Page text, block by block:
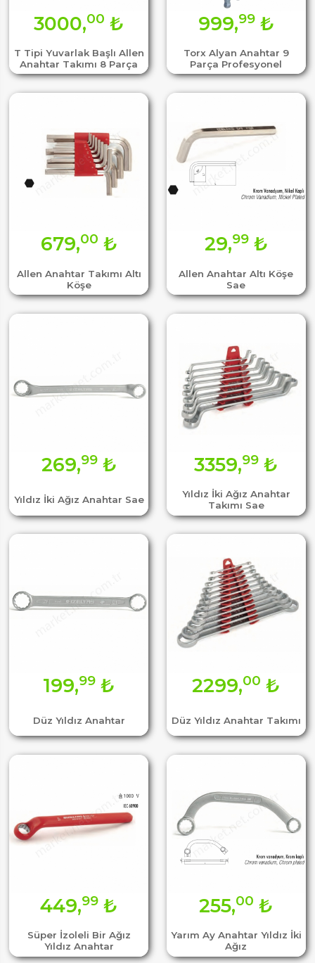
T Tipi Yuvarlak Başlı Allen
Anahtar Takımı 8 Parça
3000,00 ₺
Torx Alyan Anahtar 9
Parça Profesyonel
999,99₺
Allen Anahtar Takımı Altı
Köşe
679,00 ₺
Allen Anahtar Altı Köşe
Sae
29,99₺
Yıldız İki Ağız Anahtar Sae
269,99₺
Yıldız İki Ağız Anahtar
Takımı Sae
3359,99 ₺
Düz Yıldız Anahtar
199,99 ₺
Düz Yıldız Anahtar Takımı
2299,00 ₺
Süper İzoleli Bir Ağız
Yıldız Anahtar
449,99 ₺
Yarım Ay Anahtar Yıldız İki
Ağız
255,00 ₺